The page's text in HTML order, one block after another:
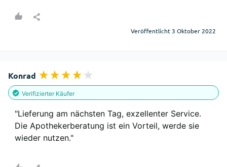
Veröffentlicht 3 Oktober 2022
Konrad
Verifizierter Käufer
"Lieferung am nächsten Tag, exzellenter Service.
Die Apothekerberatung ist ein Vorteil, werde sie
wieder nutzen."